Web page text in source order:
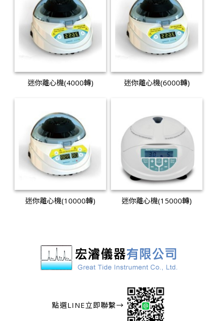
迷你離心機(4000轉) 迷你離心機(6000轉)
迷你離心機(10000轉) 迷你離心機(15000轉)
點選LINE立即聯繫→